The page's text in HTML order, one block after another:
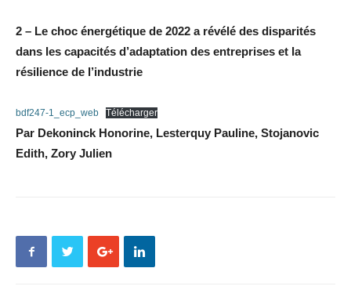
2 – Le choc énergétique de 2022 a révélé des disparités
dans les capacités d’adaptation des entreprises et la
résilience de l’industrie
bdf247-1_ecp_web Télécharger
Par Dekoninck Honorine, Lesterquy Pauline, Stojanovic
Edith, Zory Julien